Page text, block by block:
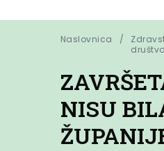
Naslovnica
NISU